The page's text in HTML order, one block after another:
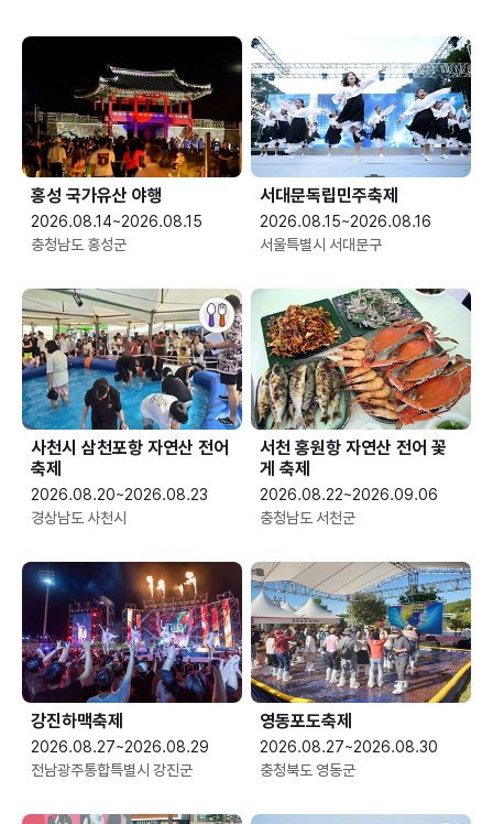
홍성 국가유산 야행
2026.08.14~2026.08.15
충청남도 홍성군
서대문독립민주축제
2026.08.15~2026.08.16
서울특별시 서대문구
사천시 삼천포항 자연산 전어
축제
2026.08.20~2026.08.23
경상남도 사천시
서천 홍원항 자연산 전어 꽃
게 축제
2026.08.22~2026.09.06
충청남도 서천군
강진하맥축제
2026.08.27~2026.08.29
전남광주통합특별시 강진군
영동포도축제
2026.08.27~2026.08.30
충청북도 영동군